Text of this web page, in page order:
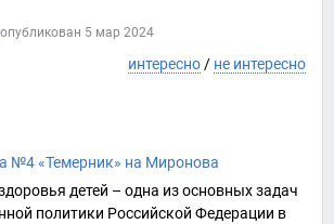
опубликован 5 мар 2024
интересно / не интересно
№4 «Темерник» на Миронова
детей – одна из основных задач
политики Российской Федерации в